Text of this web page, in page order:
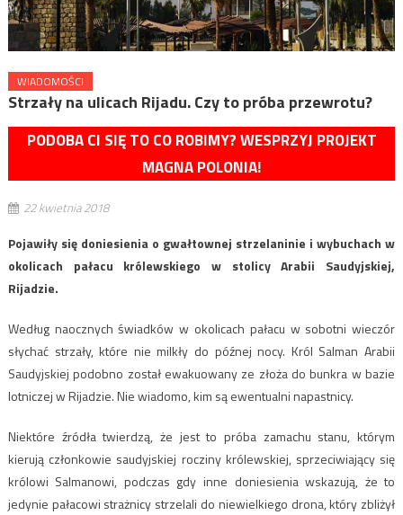
WIADOMOŚCI
Strzały na ulicach Rijadu. Czy to próba przewrotu?
PODOBA CI SIĘ TO CO ROBIMY? WESPRZYJ PROJEKT
MAGNA POLONIA!
22 kwietnia 2018
Pojawiły się doniesienia o gwałtownej strzelaninie i wybuchach w
okolicach pałacu królewskiego w stolicy Arabii Saudyjskiej,
Rijadzie.
Według naocznych świadków w okolicach pałacu w sobotni wieczór
słychać strzały, które nie milkły do późnej nocy. Król Salman Arabii
Saudyjskiej podobno został ewakuowany ze złoża do bunkra w bazie
lotniczej w Rijadzie. Nie wiadomo, kim są ewentualni napastnicy.
Niektóre źródła twierdzą, że jest to próba zamachu stanu, którym
kierują członkowie saudyjskiej rocziny królewskiej, sprzeciwiający się
królowi Salmanowi, podczas gdy inne doniesienia wskazują, że to
jedynie pałacowi strażnicy strzelali do niewielkiego drona, który zbliżył